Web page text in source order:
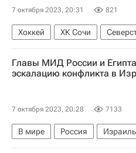
7 октября 2023, 20:31 821
Хоккей ХК Сочи
Регулярный чемпионат КХЛ
Главы МИД России и
эскалацию конфликта в
7 октября 2023, 20:28 7133
В мире Россия Израиль